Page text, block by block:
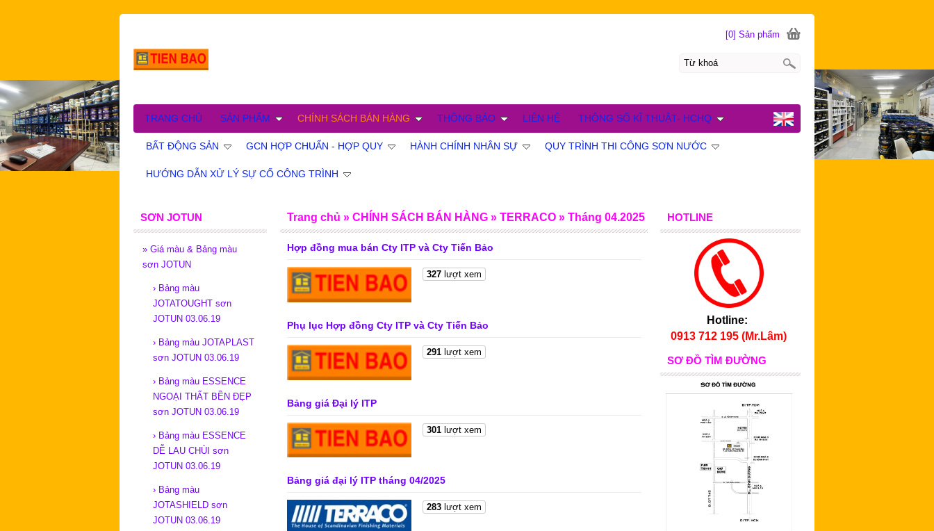
Hợp đồng mua bán Cty ITP và Cty Tiến Bảo
327lượt xem
Phụ lục Hợp đồng Cty ITP và Cty Tiến Bảo
291lượt xem
Bảng giá Đại lý ITP
301lượt xem
Bảng giá đại lý ITP tháng 04/2025
283lượt xem
Trang chủ »CHÍNH SÁCH BÁN HÀNG »TERRACO »Tháng 04.2025 HOTLINE
Hotline:
0913 712 195 (Mr.Lâm)
SƠ ĐỒ TÌM ĐƯỜNG
SƠN JOTUN
» Giá màu & Bảng màu
sơn JOTUN
› Bảng màu
JOTATOUGHT sơn
JOTUN 03.06.19
› Bảng màu JOTAPLAST
sơn JOTUN 03.06.19
› Bảng màu ESSENCE
NGOẠI THẤT BỀN ĐẸP
sơn JOTUN 03.06.19
› Bảng màu ESSENCE
DỄ LAU CHÙI sơn
JOTUN 03.06.19
› Bảng màu
JOTASHIELD sơn
JOTUN 03.06.19
[0] Sản phẩm
TRANG CHỦ SẢN PHẨM CHÍNH SÁCH BÁN HÀNG THÔNG BÁO LIÊN HỆ THÔNG SỐ KĨ THUẬT- HCHQ
BẤT ĐỘNG SẢN GCN HỢP CHUẨN - HỢP QUY HÀNH CHÍNH NHÂN SỰ QUY TRÌNH THI CÔNG SƠN NƯỚC
HƯỚNG DẪN XỬ LÝ SỰ CỐ CÔNG TRÌNH